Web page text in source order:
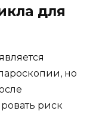
для
но
риск